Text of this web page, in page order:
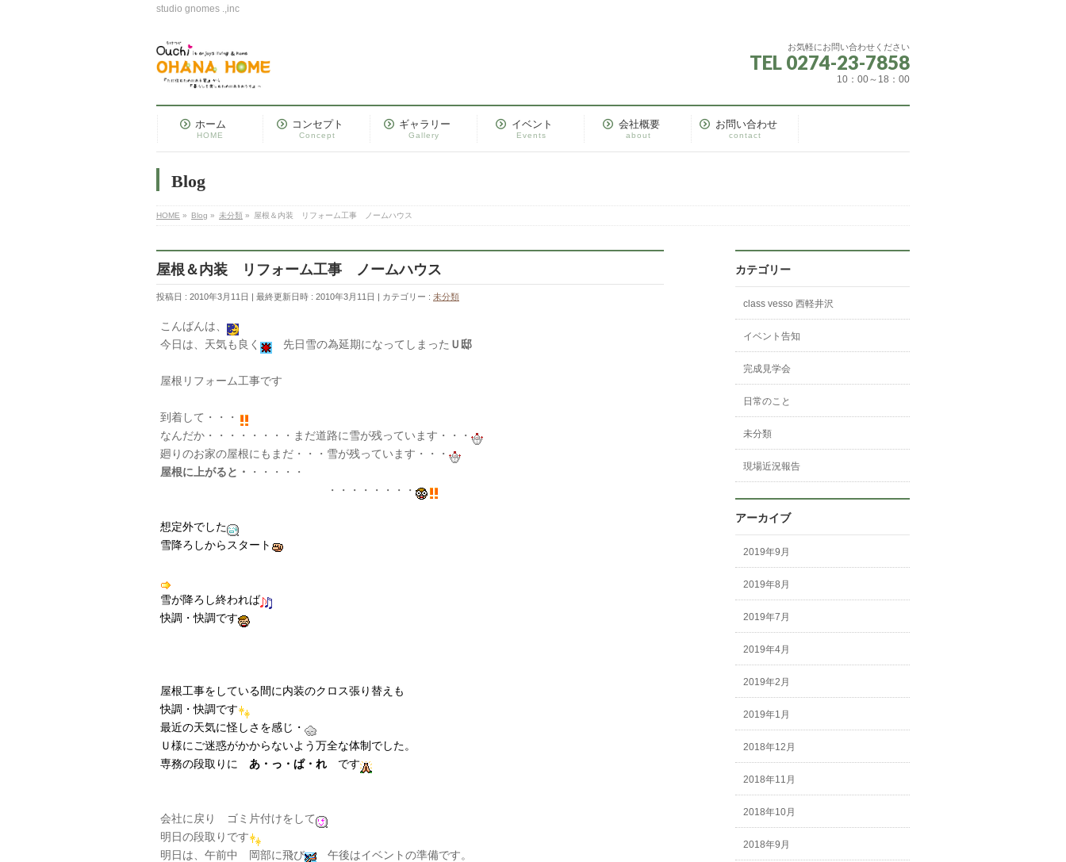
studio gnomes .,inc
お気軽にお問い合わせください
TEL 0274-23-7858
10：00～18：00
ホーム
HOME
コンセプト
Concept
ギャラリー
Gallery
イベント
Events
会社概要
about
お問い合わせ
contact
Blog
HOME » Blog » 未分類 » 屋根＆内装 リフォーム工事 ノームハウス
屋根＆内装 リフォーム工事 ノームハウス
投稿日 : 2010年3月11日 最終更新日時 : 2010年3月11日 カテゴリー : 未分類
こんばんは、
今日は、天気も良く
先日雪の為延期になってしまった Ｕ邸
屋根リフォーム工事です
到着して・・・
なんだか・・・・・・・・まだ道路に雪が残っています・・・
廻りのお家の屋根にもまだ・・・雪が残っています・・・
屋根に上がると・
・・・・・
・・・・・・・・
想定外でした
雪降ろしからスタート
雪が降ろし終われば
快調・快調です
屋根工事をしている間に内装のクロス張り替えも
快調・快調です
最近の天気に怪しさを感じ・
Ｕ様にご迷惑がかからないよう万全な体制でした。
専務の段取りに あ・っ・ぱ・れ です
会社に戻り ゴミ片付けをして
明日の段取りです
明日は、午前中 岡部に飛び
午後はイベントの準備です。
カテゴリー
class vesso 西軽井沢
イベント告知
完成見学会
日常のこと
未分類
現場近況報告
アーカイブ
2019年9月
2019年8月
2019年7月
2019年4月
2019年2月
2019年1月
2018年12月
2018年11月
2018年10月
2018年9月